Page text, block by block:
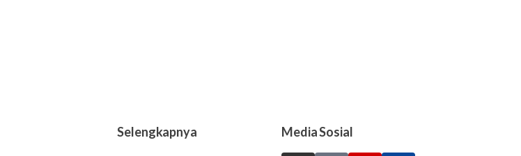
Selengkapnya Media Sosial